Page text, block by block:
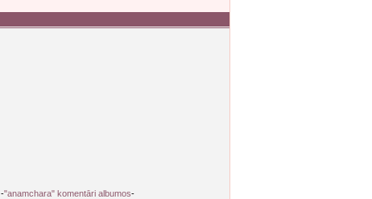
-"anamchara" komentāri albumos-